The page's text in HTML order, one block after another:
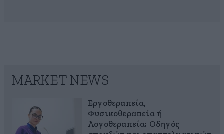
MARKET NEWS
Εργοθεραπεία,
Φυσικοθεραπεία ή
Λογοθεραπεία; Οδηγός